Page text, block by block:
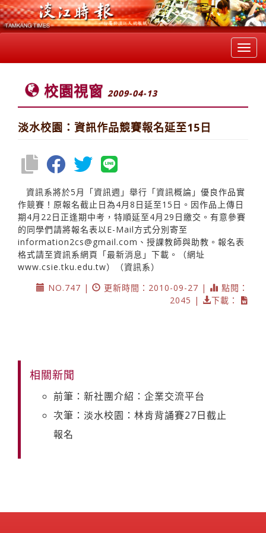
校園視窗 2009-04-13
淡水校園：資訊作品競賽報名延至15日
資訊系將於5月「資訊週」舉行「資訊概論」優良作品實
作競賽！原報名截止日為4月8日延至15日。因作品上傳日
期4月22日正逢期中考，特順延至4月29日繳交。有意參賽
的同學們請將報名表以E-Mail方式分別寄至
information2cs@gmail.com、授課教師與助教。報名表
格式請至資訊系網頁「最新消息」下載。（網址
www.csie.tku.edu.tw）（資訊系）
NO.747 |
更新時間：2010-09-27 |
點閱：
2045 |
下載：
相關新聞
前筆：新社團介紹：企業交流平台
次筆：淡水校園：林肯背誦賽27日截止
報名